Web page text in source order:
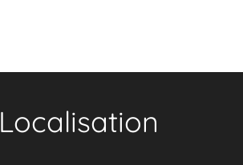
Localisation